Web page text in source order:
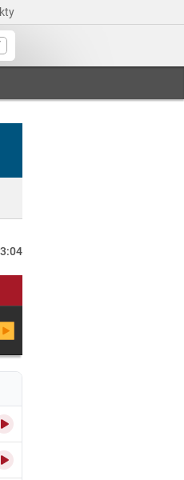
3:04